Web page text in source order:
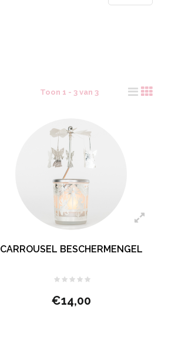
Toon 1 - 3 van 3
CARROUSEL BESCHERMENGEL
€14,00